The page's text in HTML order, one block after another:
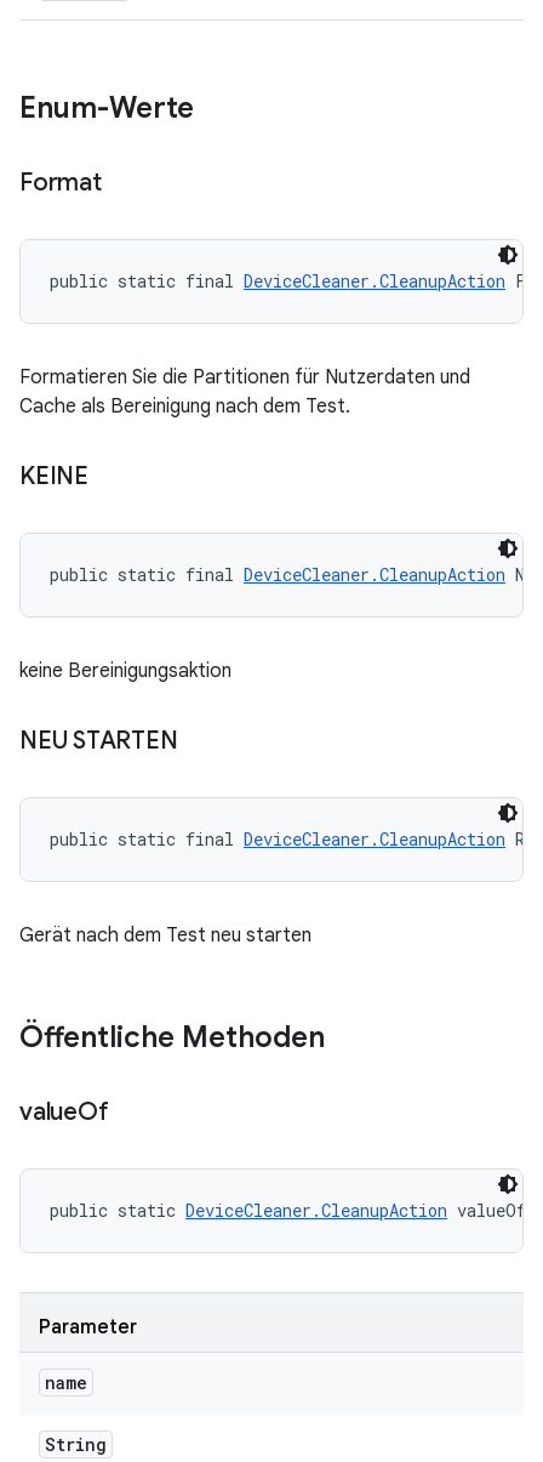
Enum-Werte
Format
public static final DeviceCleaner.CleanupAction
Formatieren Sie die Partitionen für Nutzerdaten und
Cache als Bereinigung nach dem Test.
KEINE
public static final DeviceCleaner.CleanupAction
keine Bereinigungsaktion
NEU STARTEN
public static final DeviceCleaner.CleanupAction
Gerät nach dem Test neu starten
Öffentliche Methoden
valueOf
public static DeviceCleaner.CleanupAction valueOf
Parameter
name
String